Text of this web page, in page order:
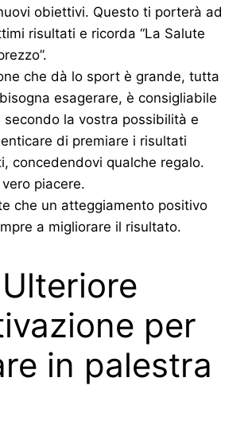
obiettivi. Questo ti porterà ad
risultati e ricorda “La Salute
che dà lo sport è grande, tutta
esagerare, è consigliabile
secondo la vostra possibilità e
di premiare i risultati
concedendovi qualche regalo.
piacere.
che un atteggiamento positivo
a migliorare il risultato.
Ulteriore
per
in palestra